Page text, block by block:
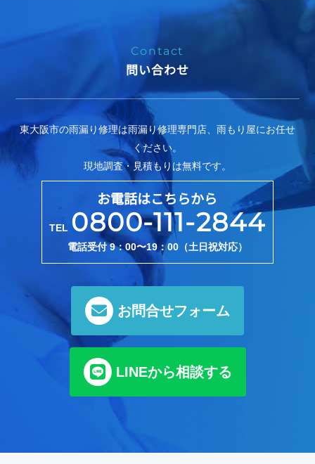
問い合わせ
Contact
東大阪市の雨漏り修理は雨漏り修理専門店、雨もり屋にお任せ
ください。
現地調査・見積もりは無料です。
お電話はこちらから
TEL 0800-111-2844
電話受付 9：00〜19：00（土日祝対応）
お問合せフォーム
LINEから相談する